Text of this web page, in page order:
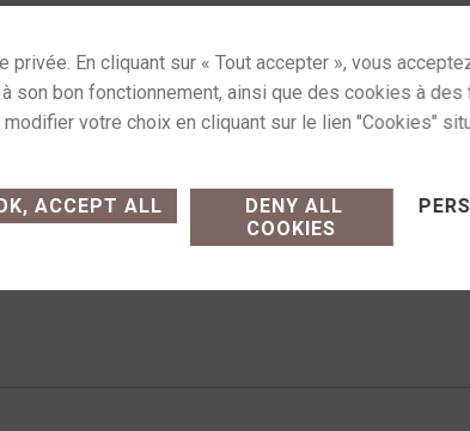
atoll cd 400 evolution
(modalités, livraison)
Commande sur
ACCEPT ALL
DENY ALL
COOKIES